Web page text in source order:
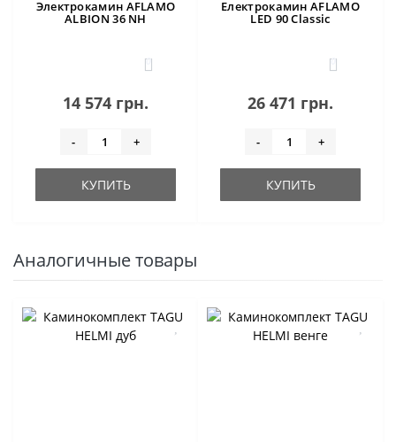
Электрокамин AFLAMO
ALBION 36 NH
0
14 574 грн.
- +
КУПИТЬ
Електрокамин AFLAMO
LED 90 Classic
0
26 471 грн.
- +
КУПИТЬ
Аналогичные товары